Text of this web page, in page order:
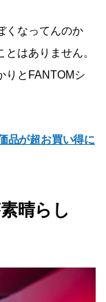
くなってんのか
はありません。
りとFANTOMシ
品が超お買い得に
晴らし